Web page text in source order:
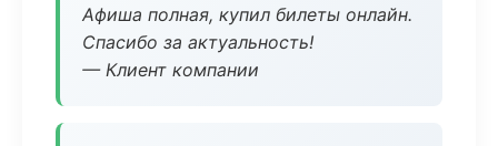
Афиша полная, купил билеты онлайн.
Спасибо за актуальность!
— Клиент компании